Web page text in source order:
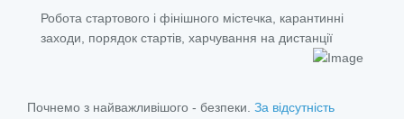
Робота стартового і фінішного містечка, карантинні
заходи, порядок стартів, харчування на дистанції
Почнемо з найважливішого - безпеки. За відсутність